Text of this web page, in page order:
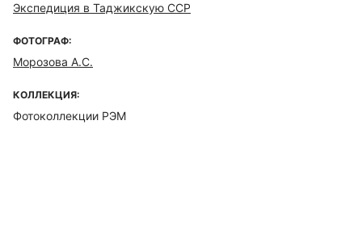
Экспедиция в Таджикскую ССР
ФОТОГРАФ:
Морозова А.С.
КОЛЛЕКЦИЯ:
Фотоколлекции РЭМ